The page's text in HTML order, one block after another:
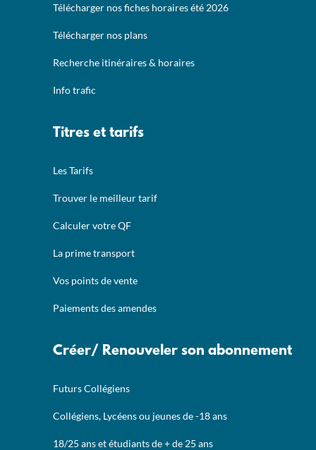
Télécharger nos fiches horaires été 2026
Télécharger nos plans
Recherche itinéraires & horaires
Info trafic
Titres et tarifs
Les Tarifs
Trouver le meilleur tarif
Calculer votre QF
La prime transport
Vos points de vente
Paiements des amendes
Créer/ Renouveler son abonnement
Futurs Collégiens
Collégiens, Lycéens ou jeunes de -18 ans
18/25 ans et étudiants de + de 25 ans